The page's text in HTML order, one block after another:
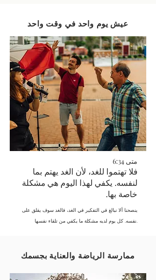
عيش يوم واحد في وقت واحد
متى 6:34
فلا تهتموا للغد، لأن الغد يهتم بما
لنفسه. يكفي لهذا اليوم هي مشكلة
خاصة بها.
ينصحنا ألا نبالغ في التفكير في الغد، فالغد سوف يقلق على
نفسه. كل يوم لديه مشكلة ما يكفي من تلقاء نفسها.
ممارسة الرياضة والعناية بجسمك